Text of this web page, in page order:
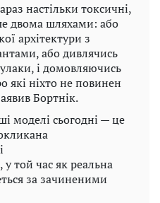
настільки токсичні,
двома шляхами: або
архітектури з
або дивлячись
і домовляючись
які ніхто не повинен
Бортнік.
моделі сьогодні — це
той час як реальна
за зачиненими